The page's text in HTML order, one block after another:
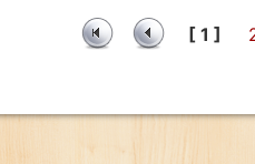
[ 1 ]